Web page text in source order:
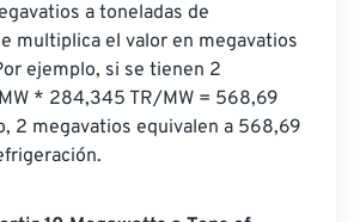
a toneladas de
multiplica el valor en megavatios
ejemplo, si se tienen 2
* 284,345 TR/MW = 568,69
2 megavatios equivalen a 568,69